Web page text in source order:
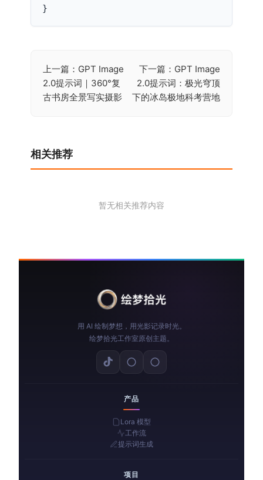
}
文
章
上一篇：GPT Image
2.0提示词｜360°复
古书房全景写实摄影
下一篇：GPT Image
2.0提示词：极光穹顶
下的冰岛极地科考营地
相关推荐
暂无相关推荐内容
用 AI 绘制梦想，用光影记录时光。
绘梦拾光工作室原创主题。
产品
Lora 模型
工作流
提示词生成
项目